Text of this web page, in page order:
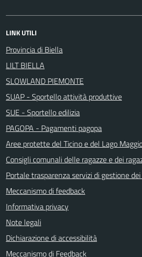
LINK UTILI
Provincia di Biella
LILT BIELLA
SLOWLAND PIEMONTE
SUAP - Sportello attività produttive
SUE - Sportello edilizia
PAGOPA - Pagamenti pagopa
Aree protette del Ticino e del Lago
Consigli comunali delle ragazze e dei
Portale trasparenza servizi di gestione
Meccanismo di feedback
Informativa privacy
Note legali
Dichiarazione di accessibilità
Meccanismo di Feedback